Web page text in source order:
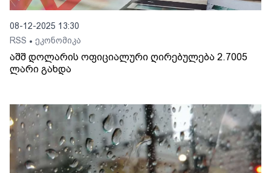
08-12-2025 13:30
RSS • ეკონომიკა
აშშ დოლარის ოფიციალური ღირებულება 2.7005
ლარი გახდა